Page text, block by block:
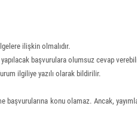
ilişkin olmalıdır.
başvurulara olumsuz cevap
ilgiliye yazılı olarak bildirilir.
konu olamaz. Ancak,